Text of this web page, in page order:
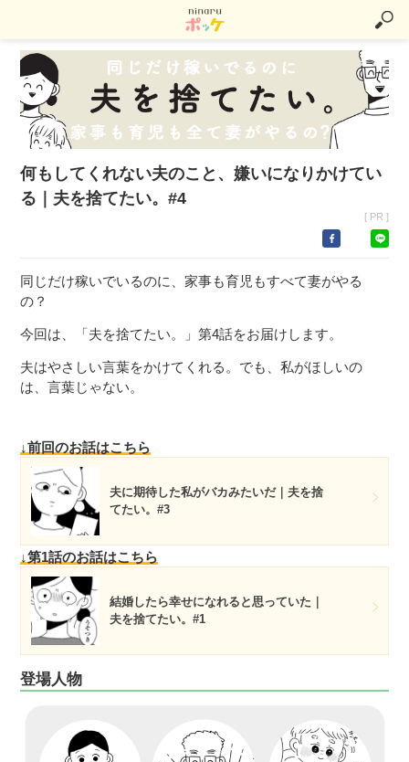
何もしてくれない夫のこと、嫌いになりかけてい
る｜夫を捨てたい。#4
[ PR ]
同じだけ稼いでいるのに、家事も育児もすべて妻がやる
の？
今回は、「夫を捨てたい。」第4話をお届けします。
夫はやさしい言葉をかけてくれる。でも、私がほしいの
は、言葉じゃない。
↓前回のお話はこちら
夫に期待した私がバカみたいだ｜夫を捨
てたい。#3
↓第1話のお話はこちら
結婚したら幸せになれると思っていた｜
夫を捨てたい。#1
登場人物